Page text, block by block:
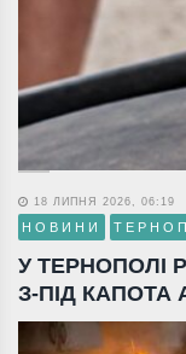
18 ЛИПНЯ 2026, 06:19
НОВИНИ
У ТЕРНОПОЛІ
З-ПІД КАПОТА